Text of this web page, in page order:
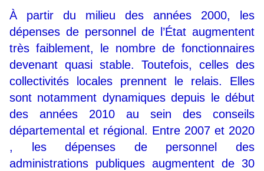
À partir du milieu des années 2000, les
dépenses de personnel de l’État augmentent
très faiblement, le nombre de fonctionnaires
devenant quasi stable. Toutefois, celles des
collectivités locales prennent le relais. Elles
sont notamment dynamiques depuis le début
des années 2010 au sein des conseils
départemental et régional. Entre 2007 et 2020
, les dépenses de personnel des
administrations publiques augmentent de 30